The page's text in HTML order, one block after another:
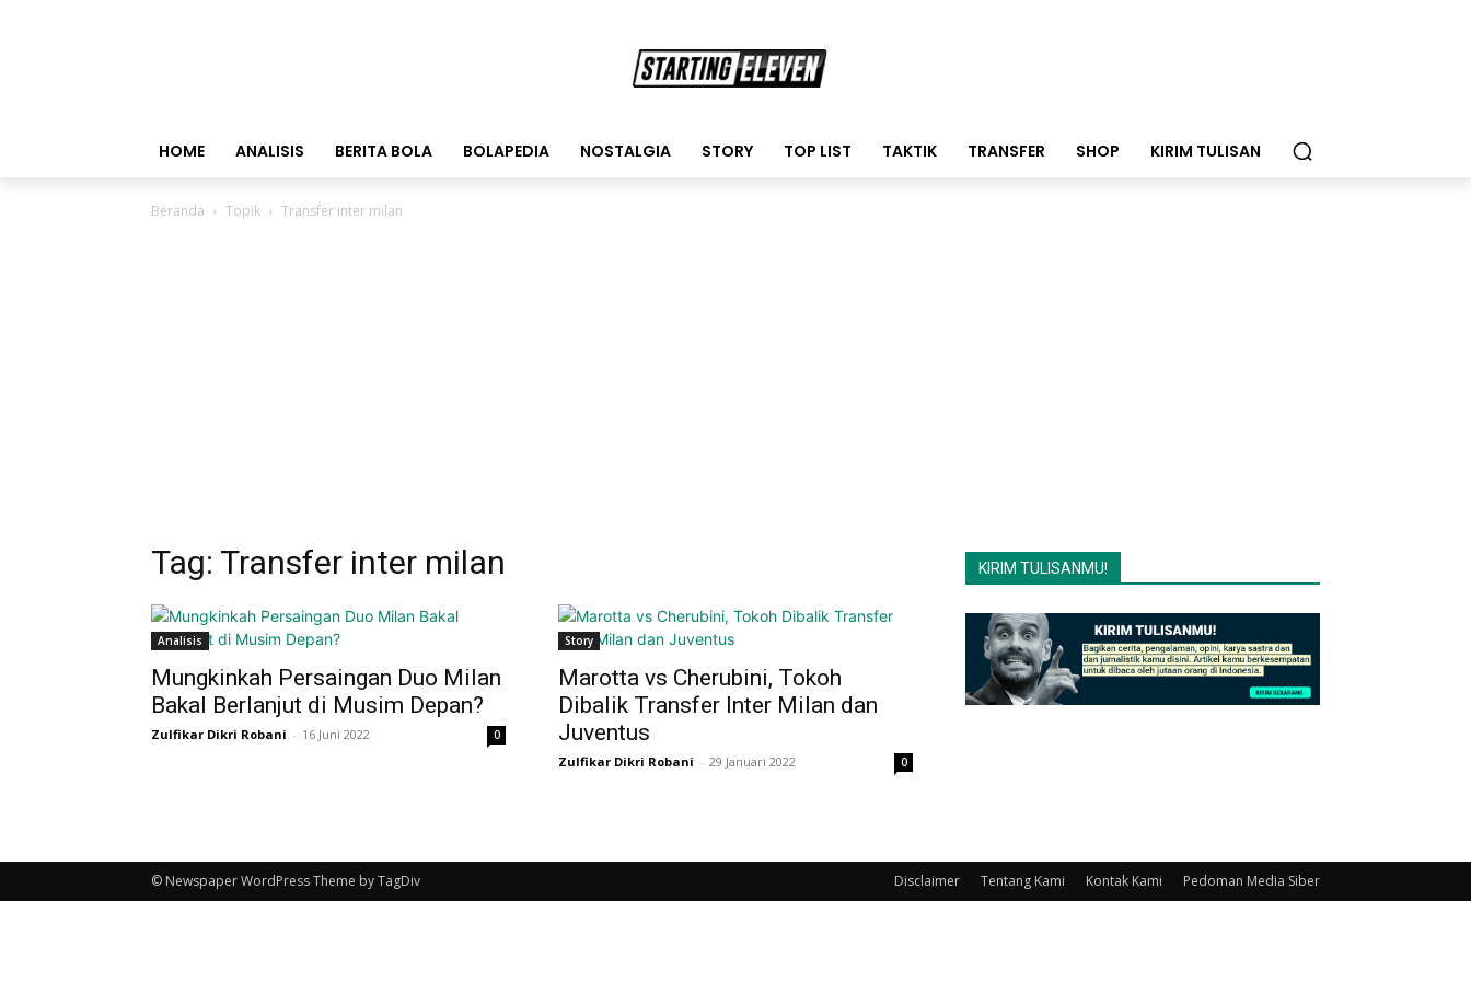
HOME ANALISIS BERITA BOLA BOLAPEDIA NOSTALGIA STORY TOP LIST TAKTIK TRANSFER SHOP KIRIM TULISAN
Beranda Topik Transfer inter milan
Tag: Transfer inter milan
Analisis
Mungkinkah Persaingan Duo Milan
Bakal Berlanjut di Musim Depan?
Zulfikar Dikri Robani - 16 Juni 2022 0
Story
Marotta vs Cherubini, Tokoh
Dibalik Transfer Inter Milan dan
Juventus
Zulfikar Dikri Robani - 29 Januari 2022 0
KIRIM TULISANMU!
Disclaimer Tentang Kami Kontak Kami Pedoman Media Siber
© Newspaper WordPress Theme by TagDiv